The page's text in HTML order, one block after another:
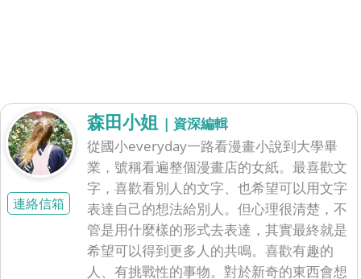
連絡信箱
森田小姐 | 資深編輯
從國小everyday一路看漫畫小說到大學畢
業，號稱看遍整個漫畫店的女紙。最喜歡文
字，喜歡看別人的文字、也希望可以用文字
表達自己的想法給別人。但心理很清楚，不
管是用什麼樣的形式去表達，其實最終就是
希望可以得到更多人的共鳴。喜歡有趣的
人、有挑戰性的事物。對於新奇的東西會想